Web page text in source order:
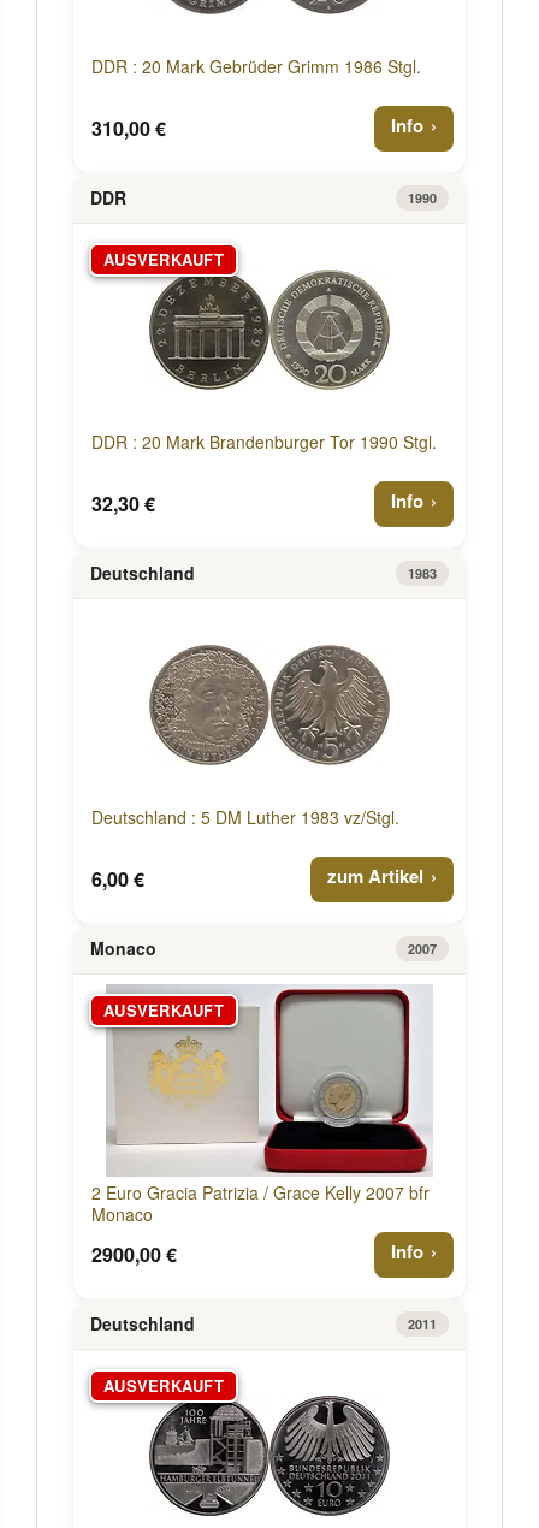
DDR : 20 Mark Gebrüder Grimm 1986 Stgl.
310,00 € Info
DDR 1990
AUSVERKAUFT
DDR : 20 Mark Brandenburger Tor 1990 Stgl.
32,30 € Info
Deutschland 1983
Deutschland : 5 DM Luther 1983 vz/Stgl.
6,00 € zum Artikel
Monaco 2007
AUSVERKAUFT
2 Euro Gracia Patrizia / Grace Kelly 2007 bfr
Monaco
2900,00 € Info
Deutschland 2011
AUSVERKAUFT